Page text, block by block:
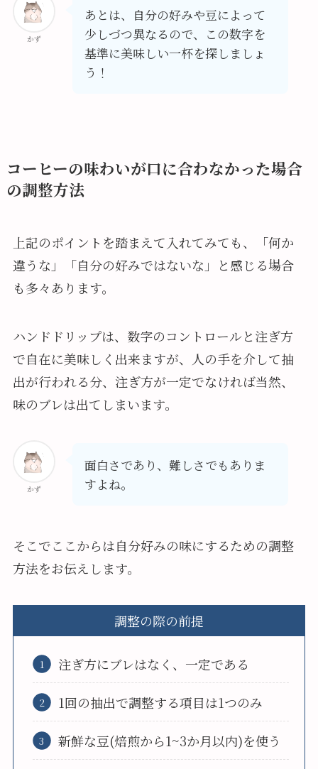
かず
あとは、自分の好みや豆によって
少しづつ異なるので、この数字を
基準に美味しい一杯を探しましょ
う！
コーヒーの味わいが口に合わなかった場合
の調整方法
上記のポイントを踏まえて入れてみても、「何か
違うな」「自分の好みではないな」と感じる場合
も多々あります。
ハンドドリップは、数字のコントロールと注ぎ方
で自在に美味しく出来ますが、人の手を介して抽
出が行われる分、注ぎ方が一定でなければ当然、
味のブレは出てしまいます。
かず
面白さであり、難しさでもありま
すよね。
そこでここからは自分好みの味にするための調整
方法をお伝えします。
調整の際の前提
注ぎ方にブレはなく、一定である
1回の抽出で調整する項目は1つのみ
新鮮な豆(焙煎から1~3か月以内)を使う